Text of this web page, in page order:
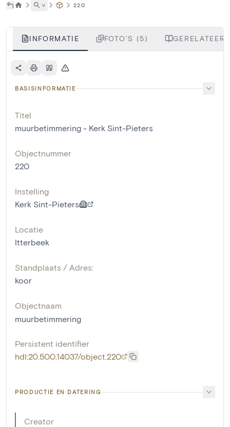
˅ 220
INFORMATIE FOTO'S (5)
BASISINFORMATIE
Titel
muurbetimmering - Kerk Sint-Pieters
Objectnummer
220
Instelling
Kerk Sint-Pieters
Locatie
Itterbeek
Standplaats / Adres:
koor
Objectnaam
muurbetimmering
Persistent identifier
hdl:20.500.14037/object.220
PRODUCTIE EN DATERING
Creator